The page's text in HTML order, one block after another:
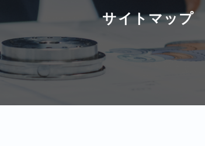
サイトマップ